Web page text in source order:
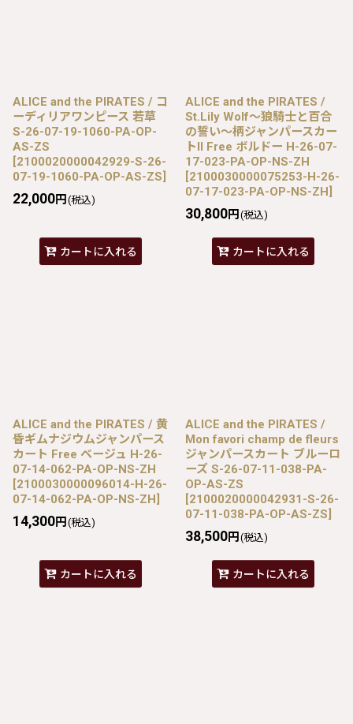
ALICE and the PIRATES / コ
ーディリアワンピース 若草
S-26-07-19-1060-PA-OP-
AS-ZS
[2100020000042929-S-26-
07-19-1060-PA-OP-AS-ZS]
22,000円 (税込)
カートに入れる
ALICE and the PIRATES /
St.Lily Wolf〜狼騎士と百合
の誓い〜柄ジャンパースカー
トII Free ボルドー H-26-07-
17-023-PA-OP-NS-ZH
[2100030000075253-H-26-
07-17-023-PA-OP-NS-ZH]
30,800円 (税込)
カートに入れる
ALICE and the PIRATES / 黄
昏ギムナジウムジャンパース
カート Free ベージュ H-26-
07-14-062-PA-OP-NS-ZH
[2100030000096014-H-26-
07-14-062-PA-OP-NS-ZH]
14,300円 (税込)
カートに入れる
ALICE and the PIRATES /
Mon favori champ de fleurs
ジャンパースカート ブルーロ
ーズ S-26-07-11-038-PA-
OP-AS-ZS
[2100020000042931-S-26-
07-11-038-PA-OP-AS-ZS]
38,500円 (税込)
カートに入れる